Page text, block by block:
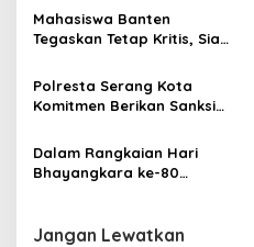
Serang
Mahasiswa Banten
Tegaskan Tetap Kritis, Siap
Profesionalisme Polri
Polresta Serang Kota
Komitmen Berikan Sanksi
yang Melakukan
Pelanggaran
Dalam Rangkaian Hari
Bhayangkara ke-80
Miras
Jangan Lewatkan